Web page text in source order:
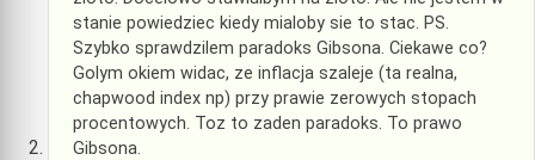
stanie powiedziec kiedy mialoby sie to stac. PS.
Szybko sprawdzilem paradoks Gibsona. Ciekawe co?
Golym okiem widac, ze inflacja szaleje (ta realna,
chapwood index np) przy prawie zerowych stopach
procentowych. Toz to zaden paradoks. To prawo
Gibsona.